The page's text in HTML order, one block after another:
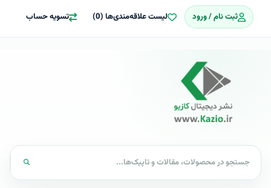
ثبت نام / ورود لیست علاقه‌مندی‌ها (0) تسویه حساب